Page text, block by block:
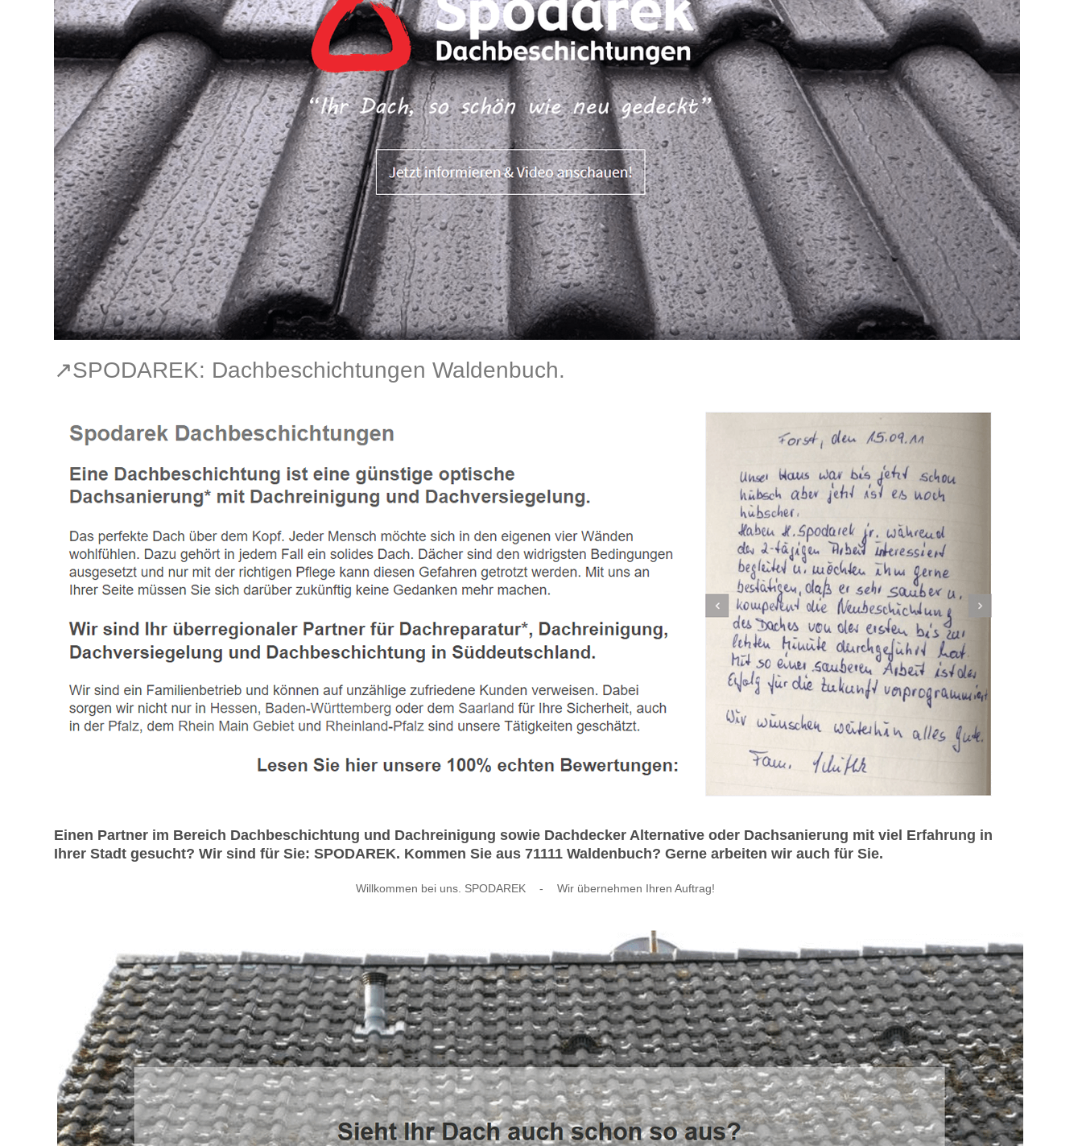
↗️SPODAREK: Dachbeschichtungen Waldenbuch.
Einen Partner im Bereich Dachbeschichtung und Dachreinigung sowie Dachdecker Alternative oder Dachsanierung mit viel Erfahrung in
Ihrer Stadt gesucht? Wir sind für Sie: SPODAREK. Kommen Sie aus 71111 Waldenbuch? Gerne arbeiten wir auch für Sie.
Willkommen bei uns. SPODAREK - Wir übernehmen Ihren Auftrag!